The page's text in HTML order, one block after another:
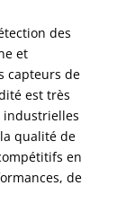
des
et
capteurs de
est très
industrielles
qualité de
en
de